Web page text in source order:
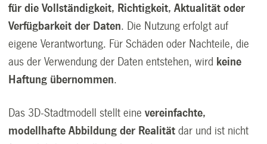
für die Vollständigkeit, Richtigkeit, Aktualität oder
Verfügbarkeit der Daten. Die Nutzung erfolgt auf
eigene Verantwortung. Für Schäden oder Nachteile, die
aus der Verwendung der Daten entstehen, wird keine
Haftung übernommen.
Das 3D-Stadtmodell stellt einevereinfachte,
modellhafte Abbildung der Realität dar und ist nicht